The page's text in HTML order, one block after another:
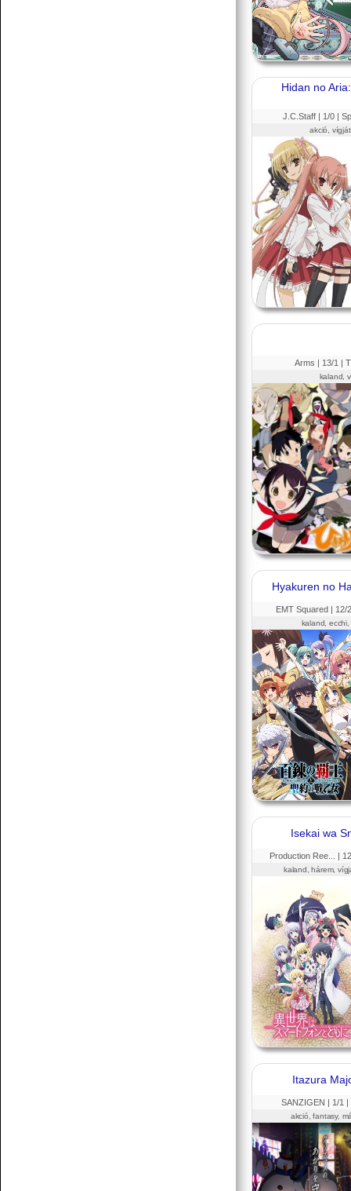
Hidan no
J.C.Staff | 1/0 |
akció,
Arms | 13/1 |
kaland,
Hyakuren no
EMT Squared | 12/
kaland,
Isekai wa
Production Ree... | 12
kaland, hárem,
Itazura
SANZIGEN | 1/1 |
akció, fantasy,